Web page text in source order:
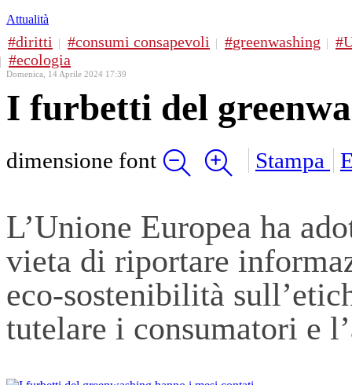
Attualità
diritti consumi consapevoli greenwashing
ecologia
Domenica, 14 Aprile 2024 17:39
I furbetti del
dimensione font Stampa
L’Unione Europea ha
vieta di riportare
eco-sostenibilità
tutelare i consumatori e